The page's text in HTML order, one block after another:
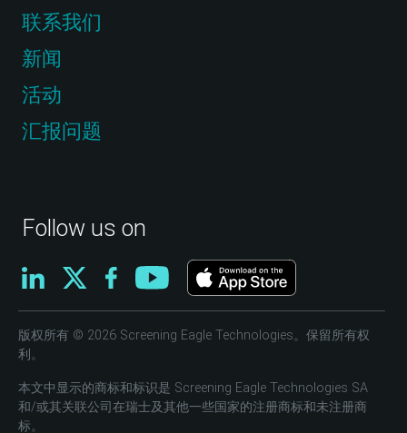
Follow us on
联系我们
新闻
活动
汇报问题
版权所有 © 2026 Screening Eagle Technologies。保留所有权
利。
本文中显示的商标和标识是 Screening Eagle Technologies SA
和/或其关联公司在瑞士及其他一些国家的注册商标和未注册商
标。